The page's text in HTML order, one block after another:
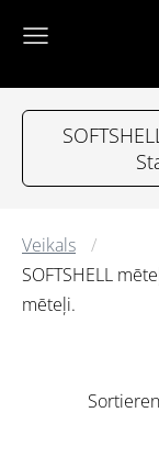
Veikals
SOFTSHELL
mēteļi.